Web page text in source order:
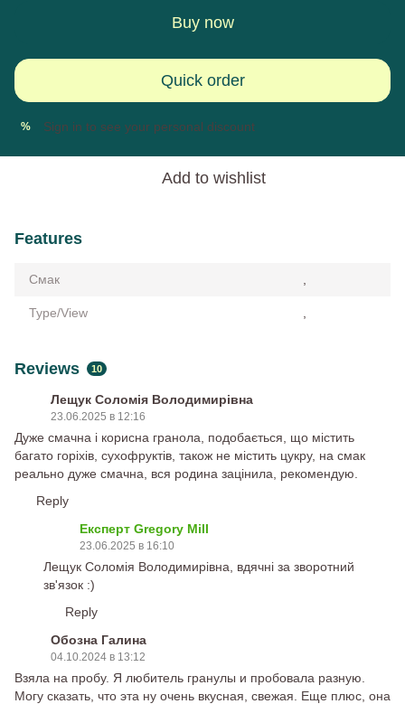
Buy now
Quick order
% Sign in to see your personal discount
Add to wishlist
Features
Смак
Type/View
Reviews 10
Лещук Соломія Володимирівна
23.06.2025 в 12:16
Дуже смачна і корисна гранола, подобається, що містить
багато горіхів, сухофруктів, також не містить цукру, на смак
реально дуже смачна, вся родина зацінила, рекомендую.
Reply
Експерт Gregory Mill
23.06.2025 в 16:10
Лещук Соломія Володимирівна, вдячні за зворотний
зв'язок :)
Reply
Обозна Галина
04.10.2024 в 13:12
Взяла на пробу. Я любитель гранулы и пробовала разную.
Могу сказать, что эта ну очень вкусная, свежая. Еще плюс, она